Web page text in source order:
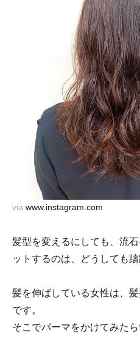
via www.instagram.com
髪型を変えるにしても、流
ットするのは、どうしても
髪を伸ばしている女性は、
です。
そこでパーマをかけてみた